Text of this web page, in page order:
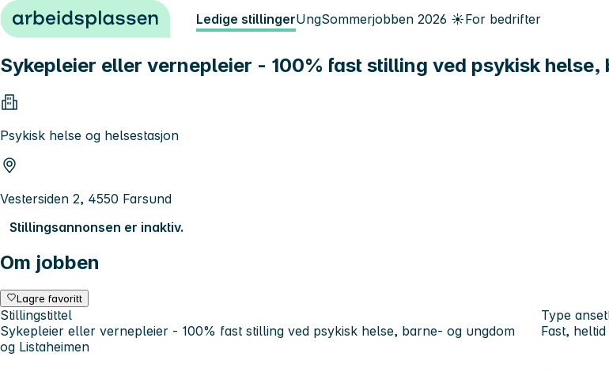
Hopp til innhold Ledige stillingerUngSommerjobben 2026 ☀️For bedrifter
Sykepleier eller vernepleier - 100% fast stilling ved psykisk
Psykisk helse og helsestasjon
Vestersiden 2, 4550 Farsund
Stillingsannonsen er inaktiv.
Om jobben
Lagre favoritt
Stillingstittel
Sykepleier eller vernepleier - 100% fast stilling ved psykisk helse, barne- og ungdom
og Listaheimen
Type
Fast, heltid